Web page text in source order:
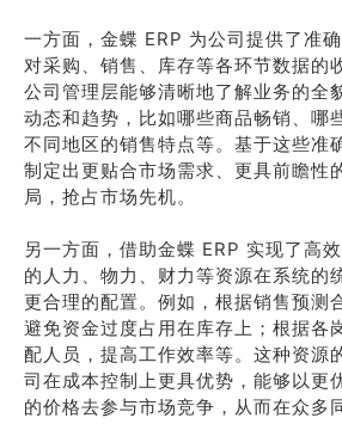
一方面，金蝶 ERP 为公司提供了准
对采购、销售、库存等各环节数据的
公司管理层能够清晰地了解业务的全
动态和趋势，比如哪些商品畅销、哪
不同地区的销售特点等。基于这些准
制定出更贴合市场需求、更具前瞻性
局，抢占市场先机。
另一方面，借助金蝶 ERP 实现了高
的人力、物力、财力等资源在系统的
更合理的配置。例如，根据销售预测
避免资金过度占用在库存上；根据各
配人员，提高工作效率等。这种资源
司在成本控制上更具优势，能够以更
的价格去参与市场竞争，从而在众多